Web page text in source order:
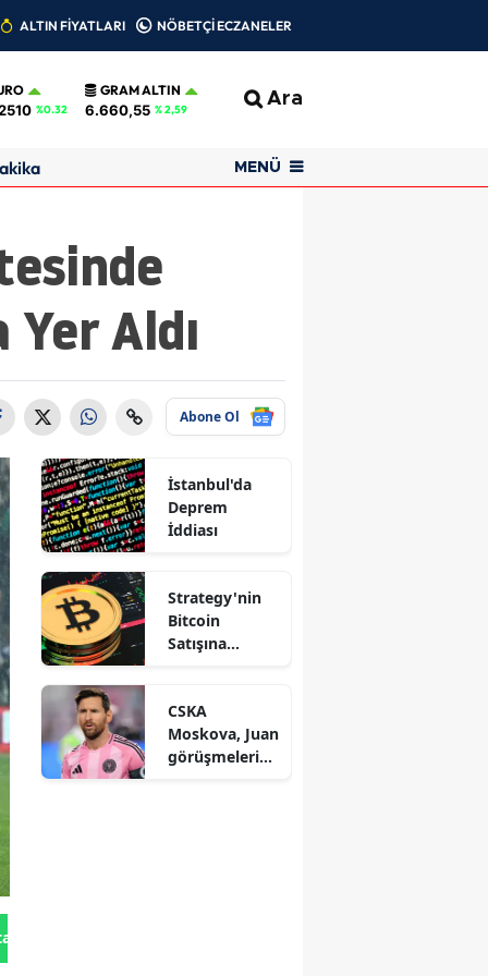
ALTIN FİYATLARI NÖBETÇİ ECZANELER
%0.32
GRAM ALTIN
6.660,55 % 2,59 Ara
MENÜ
Aldı
Abone Ol
Gönder
İstanbul'da
Deprem
İddiası
Strategy'nin
Bitcoin
Satışına
CSKA
Moskova, Juan
görüşmelerind